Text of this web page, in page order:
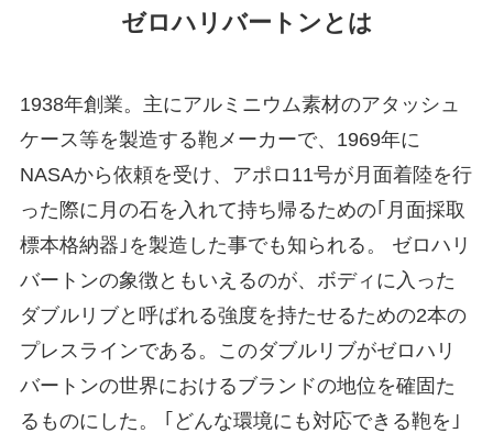
ゼロハリバートンとは
1938年創業。主にアルミニウム素材のアタッシュ
ケース等を製造する鞄メーカーで、1969年に
NASAから依頼を受け、アポロ11号が月面着陸を行
った際に月の石を入れて持ち帰るための｢月面採取
標本格納器｣を製造した事でも知られる。 ゼロハリ
バートンの象徴ともいえるのが、ボディに入った
ダブルリブと呼ばれる強度を持たせるための2本の
プレスラインである。このダブルリブがゼロハリ
バートンの世界におけるブランドの地位を確固た
るものにした。 ｢どんな環境にも対応できる鞄を｣